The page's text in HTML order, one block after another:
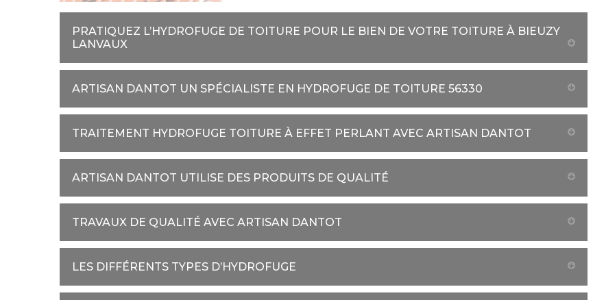
PRATIQUEZ L’HYDROFUGE DE TOITURE POUR LE BIEN DE VOTRE TOITURE À BIEUZY
LANVAUX
ARTISAN DANTOT UN SPÉCIALISTE EN HYDROFUGE DE TOITURE 56330
TRAITEMENT HYDROFUGE TOITURE À EFFET PERLANT AVEC ARTISAN DANTOT
ARTISAN DANTOT UTILISE DES PRODUITS DE QUALITÉ
TRAVAUX DE QUALITÉ AVEC ARTISAN DANTOT
LES DIFFÉRENTS TYPES D’HYDROFUGE